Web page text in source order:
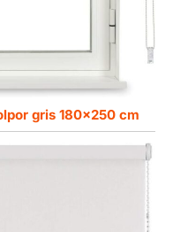
gris 180×250 cm